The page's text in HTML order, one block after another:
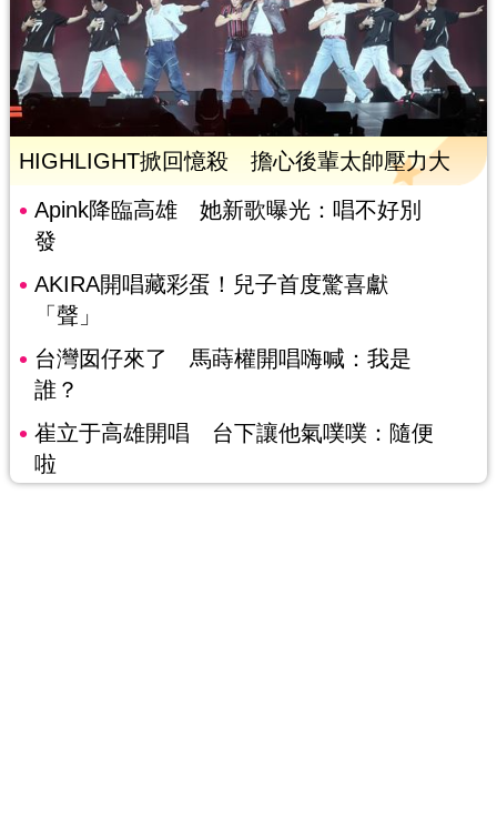
HIGHLIGHT掀回憶殺 擔心後輩太帥壓力大
Apink降臨高雄 她新歌曝光：唱不好別
發
AKIRA開唱藏彩蛋！兒子首度驚喜獻
「聲」
台灣囡仔來了 馬蒔權開唱嗨喊：我是
誰？
崔立于高雄開唱 台下讓他氣噗噗：隨便
啦